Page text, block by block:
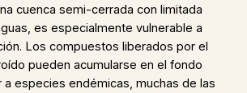
cuenca semi-cerrada con limitada
es especialmente vulnerable a
Los compuestos liberados por el
pueden acumularse en el fondo
a especies endémicas, muchas de las